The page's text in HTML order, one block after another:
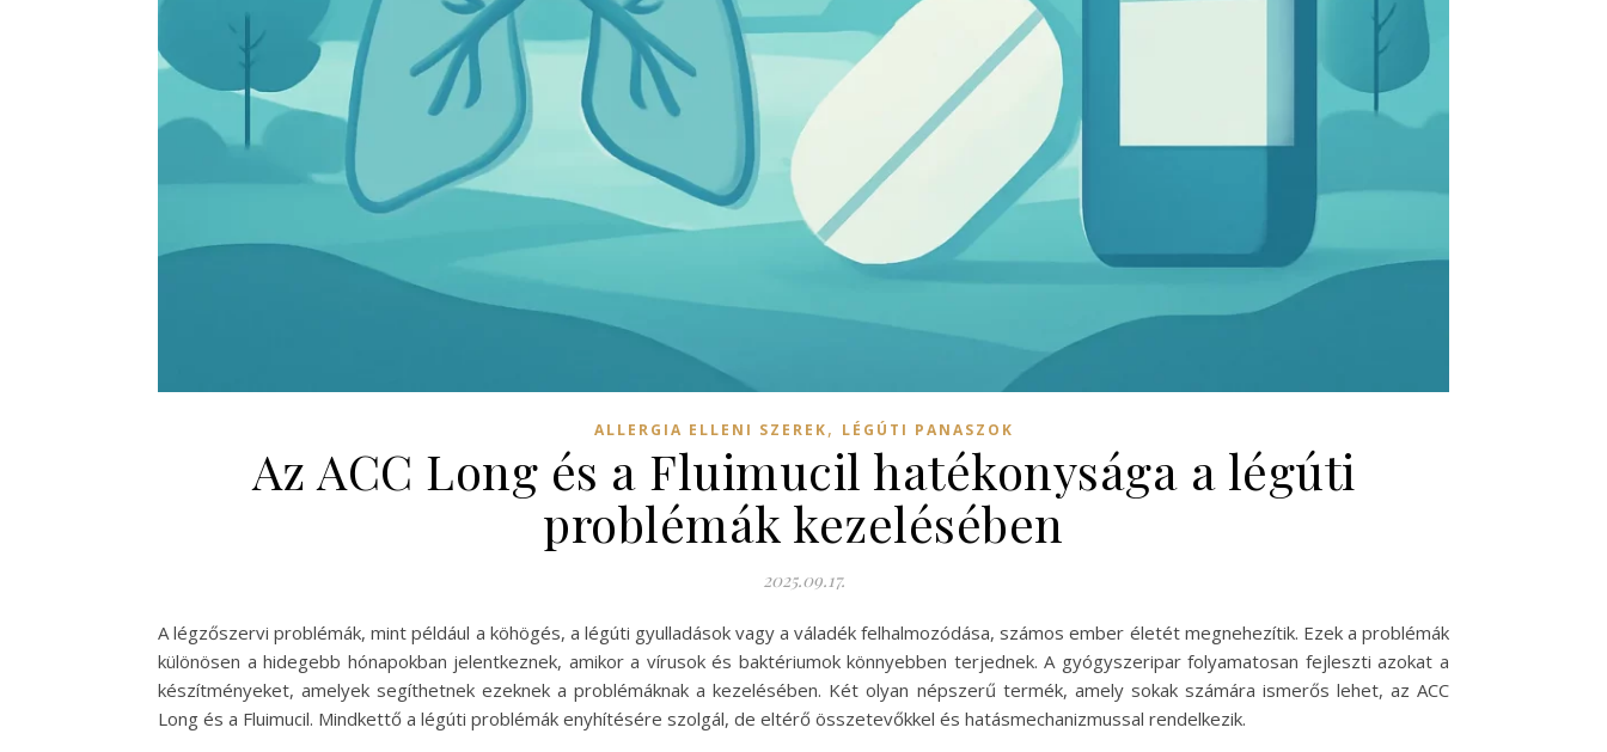
ALLERGIA ELLENI SZEREK, LÉGÚTI PANASZOK
Az ACC Long és a Fluimucil hatékonysága a légúti
problémák kezelésében
2025.09.17.
A légzőszervi problémák, mint például a köhögés, a légúti gyulladások vagy a váladék felhalmozódása, számos ember életét megnehezítik. Ezek a problémák
különösen a hidegebb hónapokban jelentkeznek, amikor a vírusok és baktériumok könnyebben terjednek. A gyógyszeripar folyamatosan fejleszti azokat a
készítményeket, amelyek segíthetnek ezeknek a problémáknak a kezelésében. Két olyan népszerű termék, amely sokak számára ismerős lehet, az ACC
Long és a Fluimucil. Mindkettő a légúti problémák enyhítésére szolgál, de eltérő összetevőkkel és hatásmechanizmussal rendelkezik.